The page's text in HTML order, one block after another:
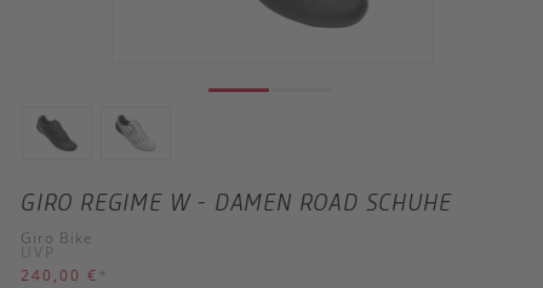
GIRO REGIME W - DAMEN ROAD SCHUHE
Giro Bike
UVP
240,00 € *